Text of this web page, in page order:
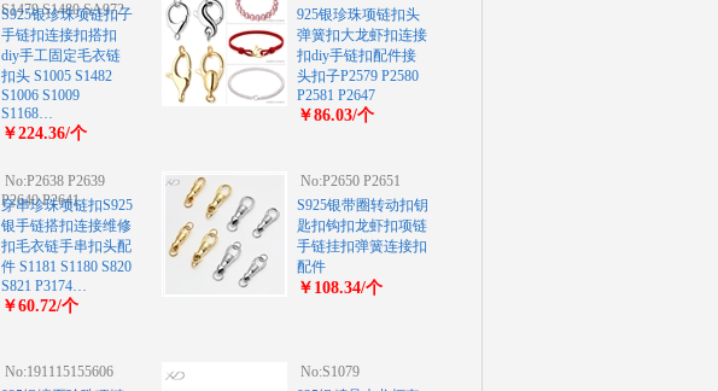
S1479 S1480 SA972
S925银珍珠项链扣子
手链扣连接扣搭扣
diy手工固定毛衣链
扣头 S1005 S1482
S1006 S1009
S1168…
￥224.36/个
925银珍珠项链扣头
弹簧扣大龙虾扣连接
扣diy手链扣配件接
头扣子P2579 P2580
P2581 P2647
￥86.03/个
No:P2638 P2639
P2640 P2641
穿串珍珠项链扣S925
银手链搭扣连接维修
扣毛衣链手串扣头配
件 S1181 S1180 S820
S821 P3174…
￥60.72/个
No:P2650 P2651
S925银带圈转动扣钥
匙扣钩扣龙虾扣项链
手链挂扣弹簧连接扣
配件
￥108.34/个
No:191115155606
No:S1079